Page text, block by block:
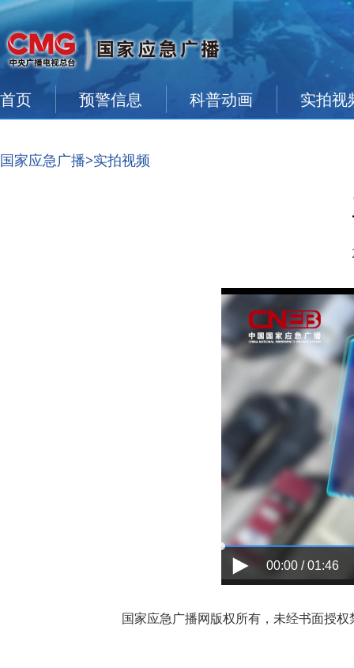
首页 预警信息 科普动画 实拍视
国家应急广播>实拍视频
00:00 / 01:46
国家应急广播网版权所有，未经书面授权